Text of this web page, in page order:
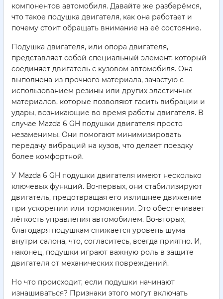
компонентов автомобиля. Давайте же разберёмся,
что такое подушка двигателя, как она работает и
почему стоит обращать внимание на её состояние.
Подушка двигателя, или опора двигателя,
представляет собой специальный элемент, который
соединяет двигатель с кузовом автомобиля. Она
выполнена из прочного материала, зачастую с
использованием резины или других эластичных
материалов, которые позволяют гасить вибрации и
удары, возникающие во время работы двигателя. В
случае Mazda 6 GH подушки двигателя просто
незаменимы. Они помогают минимизировать
передачу вибраций на кузов, что делает поездку
более комфортной.
У Mazda 6 GH подушки двигателя имеют несколько
ключевых функций. Во-первых, они стабилизируют
двигатель, предотвращая его излишнее движение
при ускорении или торможении. Это обеспечивает
лёгкость управления автомобилем. Во-вторых,
благодаря подушкам снижается уровень шума
внутри салона, что, согласитесь, всегда приятно. И,
наконец, подушки играют важную роль в защите
двигателя от механических повреждений.
Но что происходит, если подушки начинают
изнашиваться? Признаки этого могут включать